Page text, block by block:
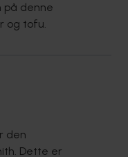
på denne
og tofu.
den
Dette er